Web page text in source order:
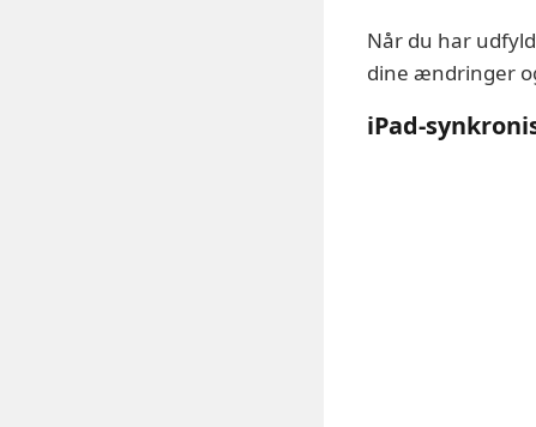
Når du har
dine ændringer
iPad-